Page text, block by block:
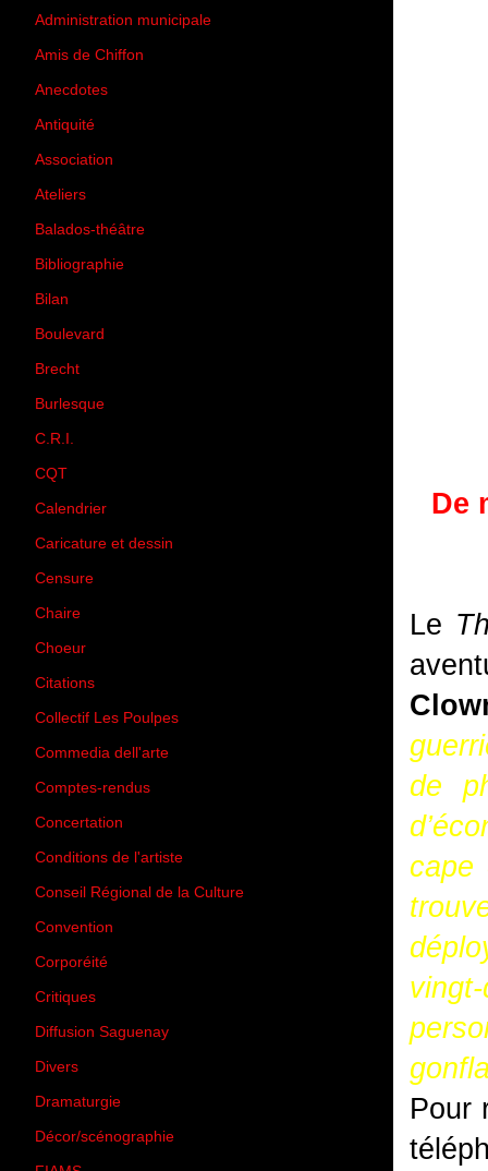
De
Le
de
cape
Pour
Administration municipale
Amis de Chiffon
Anecdotes
Antiquité
Association
Ateliers
Balados-théâtre
Bibliographie
Bilan
Boulevard
Brecht
Burlesque
C.R.I.
CQT
Calendrier
Caricature et dessin
Censure
Chaire
Choeur
Citations
Collectif Les Poulpes
Commedia dell'arte
Comptes-rendus
Concertation
Conditions de l'artiste
Conseil Régional de la Culture
Convention
Corporéité
Critiques
Diffusion Saguenay
Divers
Dramaturgie
Décor/scénographie